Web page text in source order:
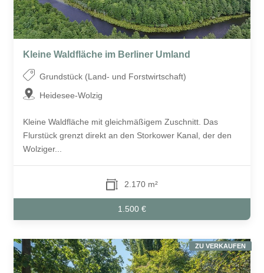
Kleine Waldfläche im Berliner Umland
Grundstück (Land- und Forstwirtschaft)
Heidesee-Wolzig
Kleine Waldfläche mit gleichmäßigem Zuschnitt. Das
Flurstück grenzt direkt an den Storkower Kanal, der den
Wolziger...
2.170 m²
1.500 €
ZU VERKAUFEN